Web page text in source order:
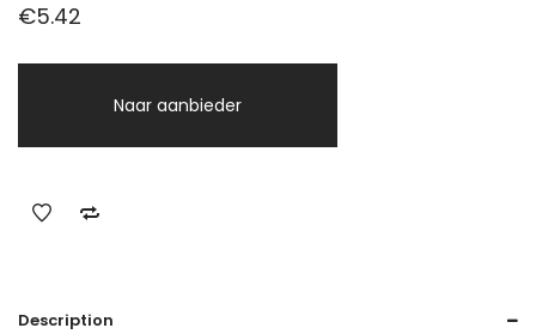
€5.42
Naar aanbieder
Description